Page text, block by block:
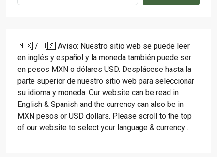
🇲🇽 / 🇺🇸 Aviso: Nuestro sitio web se puede leer
en inglés y español y la moneda también puede ser
en pesos MXN o dólares USD. Desplácese hasta la
parte superior de nuestro sitio web para seleccionar
su idioma y moneda. Our website can be read in
English & Spanish and the currency can also be in
MXN pesos or USD dollars. Please scroll to the top
of our website to select your language & currency .